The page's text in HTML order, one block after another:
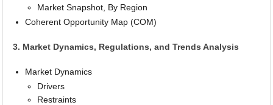
Market Snapshot, By Region
Coherent Opportunity Map (COM)
3. Market Dynamics, Regulations, and Trends Analysis
Market Dynamics
Drivers
Restraints